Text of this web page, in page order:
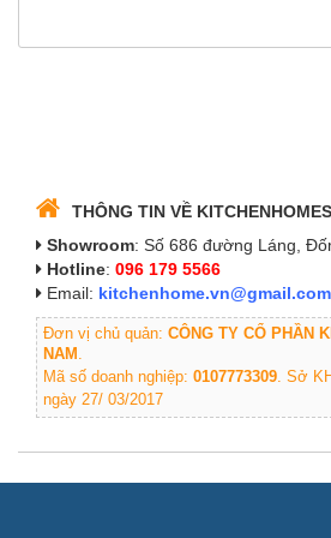
THÔNG TIN VỀ
Showroom: Số 686 đường Láng,
Hotline: 096 179 5566
Email: kitchenhome.vn@gmail.com
Đơn vị chủ quản: CÔNG TY CỔ PHẦN
NAM
Mã số doanh nghiệp: 0107773309 . Sở
ngày 27/ 03/2017